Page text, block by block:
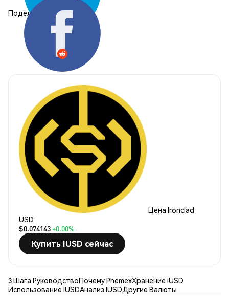
Поделиться:
Цена Ironclad
USD
$0.074143+0.00%
Купить IUSD сейчас
3 Шага РуководствоПочему PhemexХранение IUSD
Использование IUSDАнализ IUSDДругие Валюты